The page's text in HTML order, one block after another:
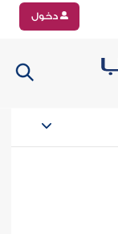
دخول